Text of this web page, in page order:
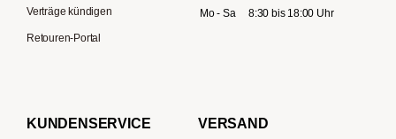
Verträge kündigen
Retouren-Portal
Mo - Sa 8:30 bis 18:00 Uhr
KUNDENSERVICE VERSAND